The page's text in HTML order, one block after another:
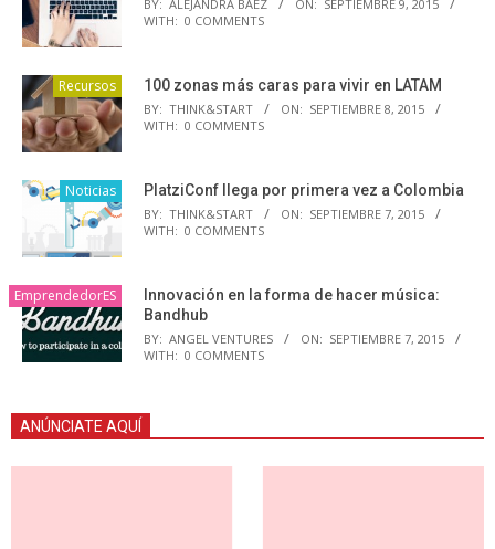
BY: ALEJANDRA BAEZ ON: SEPTIEMBRE 9, 2015
WITH: 0 COMMENTS
Recursos 100 zonas más caras para vivir en LATAM
BY: THINK&START ON: SEPTIEMBRE 8, 2015
WITH: 0 COMMENTS
Noticias PlatziConf llega por primera vez a Colombia
BY: THINK&START ON: SEPTIEMBRE 7, 2015
WITH: 0 COMMENTS
EmprendedorES
Innovación en la forma de hacer música:
Bandhub
BY: ANGEL VENTURES ON: SEPTIEMBRE 7, 2015
WITH: 0 COMMENTS
ANÚNCIATE AQUÍ